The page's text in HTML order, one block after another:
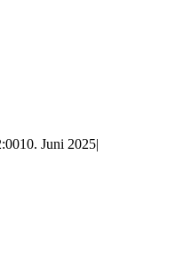
10. Juni 2025|